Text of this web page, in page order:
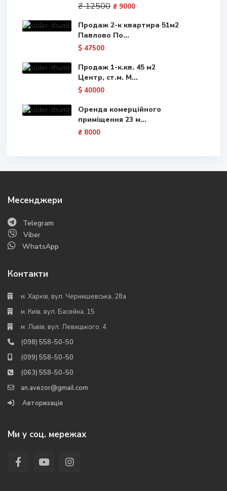
₴ 12500 ₴ 9000
Продаж 2-к квартира 51м2
Павлово По...
$ 47500
Продаж 1-к.кв. 45 м2
Центр, ст.м. М...
$ 40000
Оренда комерційного
приміщення 23 м...
₴ 8000
Месенджери
Telegram
Viber
WhatsApp
Контакти
м. Харків, вул. Чернишевська, 28а
м. Київ, вул. Басейна, 15
м. Львів, вул. Левицького, 4
(098) 558-50-50
(099) 558-50-50
(063) 558-50-50
an.avezor@gmail.com
Авторизація
Ми у соц. мережах